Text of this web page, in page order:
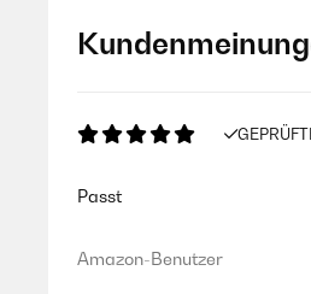
Passt
Amazon-Benutzer